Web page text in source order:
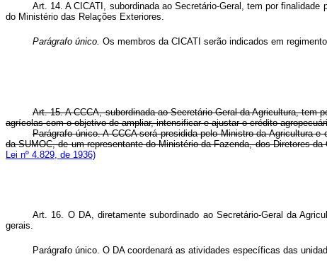
Art. 14. A CICATI, subordinada ao Secretário-Geral, tem por
do Ministério das Relações Exteriores.
Parágrafo único. Os membros da CICATI serão indicados em
Art. 15. A CCCA, subordinada ao Secretário-Geral da Agricultura,
agrícolas com o objetivo de ampliar, intensificar e ajustar o crédito
Parágrafo único. A CCCA será presidida pelo Ministro da Agricultura
da SUMOC, de um representante do Ministério da Fazenda, dos Diretores
Lei nº 4.829, de 1936)
Art. 16. O DA, diretamente subordinado ao Secretário-Geral da
gerais.
Parágrafo único. O DA coordenará as atividades específicas das